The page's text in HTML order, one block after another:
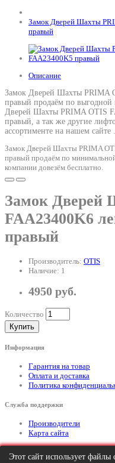
Замок Дверей Шахты
правый
Описание
Замок Дверей Шахты PRIMA
правый продаём по выгодной
Дверей Шахты PRIMA OTIS
правый, а так же другие
ассортименте на нашем сайте .
Замок Дверей Шахты PRIMA
правый продаём по
компании довезём бесплатно.
Замок Дверей
FAA23400K6
правый
Производитель: OTIS
Наличие: 1
4950 руб.
Количество
Купить
Информация
Гарантия на товар
Оплата и доставка
Политика
Служба поддержки
Производители
Карта сайта
Дополнительно
Этот сайт использует